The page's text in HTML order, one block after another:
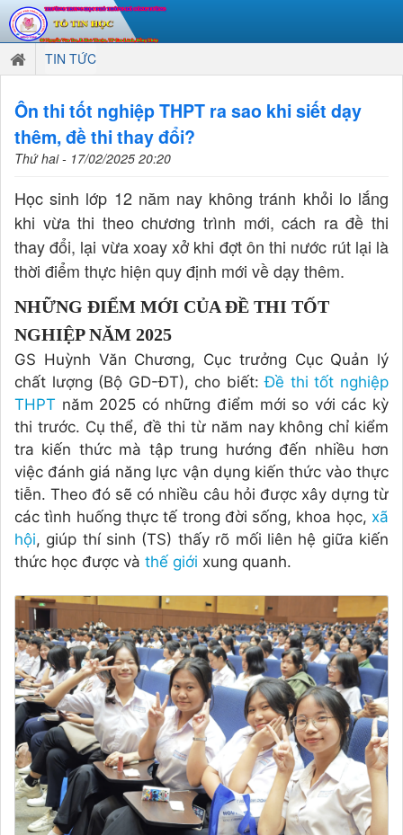
TIN TỨC
Ôn thi tốt nghiệp THPT ra sao khi siết dạy
thêm, đề thi thay đổi?
Thứ hai - 17/02/2025 20:20
Học sinh lớp 12 năm nay không tránh khỏi lo lắng
khi vừa thi theo chương trình mới, cách ra đề thi
thay đổi, lại vừa xoay xở khi đợt ôn thi nước rút lại là
thời điểm thực hiện quy định mới về dạy thêm.
NHỮNG ĐIỂM MỚI CỦA ĐỀ THI TỐT
NGHIỆP NĂM 2025
GS Huỳnh Văn Chương, Cục trưởng Cục Quản lý
chất lượng (Bộ GD-ĐT), cho biết:Đề thi tốt nghiệp
THPT năm 2025 có những điểm mới so với các kỳ
thi trước. Cụ thể, đề thi từ năm nay không chỉ kiểm
tra kiến thức mà tập trung hướng đến nhiều hơn
việc đánh giá năng lực vận dụng kiến thức vào thực
tiễn. Theo đó sẽ có nhiều câu hỏi được xây dựng từ
các tình huống thực tế trong đời sống, khoa học, xã
hội, giúp thí sinh (TS) thấy rõ mối liên hệ giữa kiến
thức học được và thế giới xung quanh.